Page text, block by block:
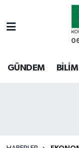
GÜNDEM BİLİM
Kocaeli
Kocaeli